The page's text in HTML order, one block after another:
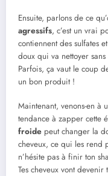
Ensuite, parlons de ce
agressifs, c’est un vrai
contiennent des sulfates
doux qui va nettoyer
Parfois, ça vaut le coup
un bon produit !
Maintenant, venons-en à
tendance à zapper cette
froide peut changer la
cheveux, ce qui les rend
n’hésite pas à finir ton
Tes cheveux vont